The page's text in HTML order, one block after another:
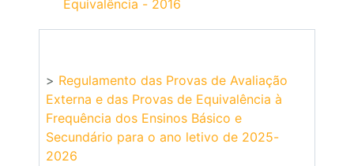
> Regulamento das Provas de Avaliação
Externa e das Provas de Equivalência à
Frequência dos Ensinos Básico e
Secundário para o ano letivo de 2025-
2026